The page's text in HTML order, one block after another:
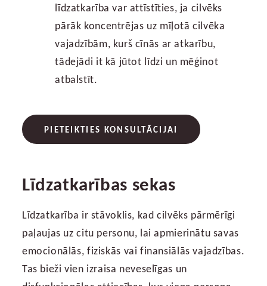
līdzatkarība var attīstīties, ja cilvēks
pārāk koncentrējas uz mīļotā cilvēka
vajadzībām, kurš cīnās ar atkarību,
tādejādi it kā jūtot līdzi un mēģinot
atbalstīt.
PIETEIKTIES KONSULTĀCIJAI
Līdzatkarības sekas
Līdzatkarība ir stāvoklis, kad cilvēks pārmērīgi
paļaujas uz citu personu, lai apmierinātu savas
emocionālās, fiziskās vai finansiālās vajadzības.
Tas bieži vien izraisa neveselīgas un